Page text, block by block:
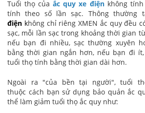
Tuổi thọ củaắc quy xe điệnkhông tính
tính theo số lần sạc. Thông thường
điện không chỉ riêng XMEN ắc quy đều
sạc, mỗi lần sạc trong khoảng thời gian
nếu bạn đi nhiều, sạc thường xuyên
bằng thời gian ngắn hơn, nếu bạn đi
tuổi thọ tính bằng thời gian dài hơn.
Ngoài ra "của bền tại người", tuổi
thuộc cách bạn sử dụng bảo quản ắc
thể làm giảm tuổi thọ ắc quy như: